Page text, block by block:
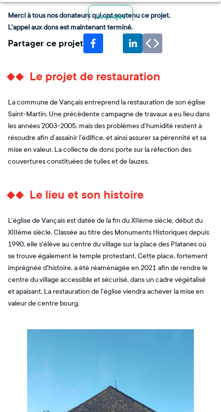
Le projet
Merci à tous nos donateurs qui ont soutenu ce projet.
L'appel aux dons est maintenant terminé.
Partager ce projet
Le projet de restauration
La commune de Vançais entreprend la restauration de son église
Saint-Martin. Une précèdente campagne de travaux a eu lieu dans
les années 2003-2005, mais des problèmes d’humidité restent à
résoudre afin d’assainir l’édifice, et ainsi assurer sa pérennité et sa
mise en valeur. La collecte de dons porte sur la réfection des
couvertures constituées de tuiles et de lauzes.
Le lieu et son histoire
L’église de Vançais est datée de la fin du XIIème siècle, début du
XIIIème siècle. Classée au titre des Monuments Historiques depuis
1990, elle s'élève au centre du village sur la place des Platanes où
se trouve également le temple protestant. Cette place, fortement
imprégnée d'histoire, a été réaménagée en 2021 afin de rendre le
centre du village accessible et sécurisé, dans un cadre végétalisé
et apaisant. La restauration de l'église viendra achever la mise en
valeur de centre bourg.